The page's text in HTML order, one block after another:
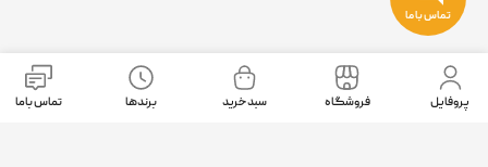
نمادهای اعتماد
پروفایل فروشگاه سبد خرید برندها تماس باما
تماس با ما